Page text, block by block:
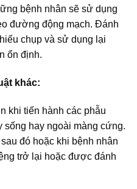
bệnh nhân sẽ sử dụng
đường động mạch. Đánh
chụp và sử dụng lại
ổn định.
khác:
khi tiến hành các phẫu
sống hay ngoài màng cứng.
đó hoặc khi bệnh nhân
trở lại hoặc được đánh